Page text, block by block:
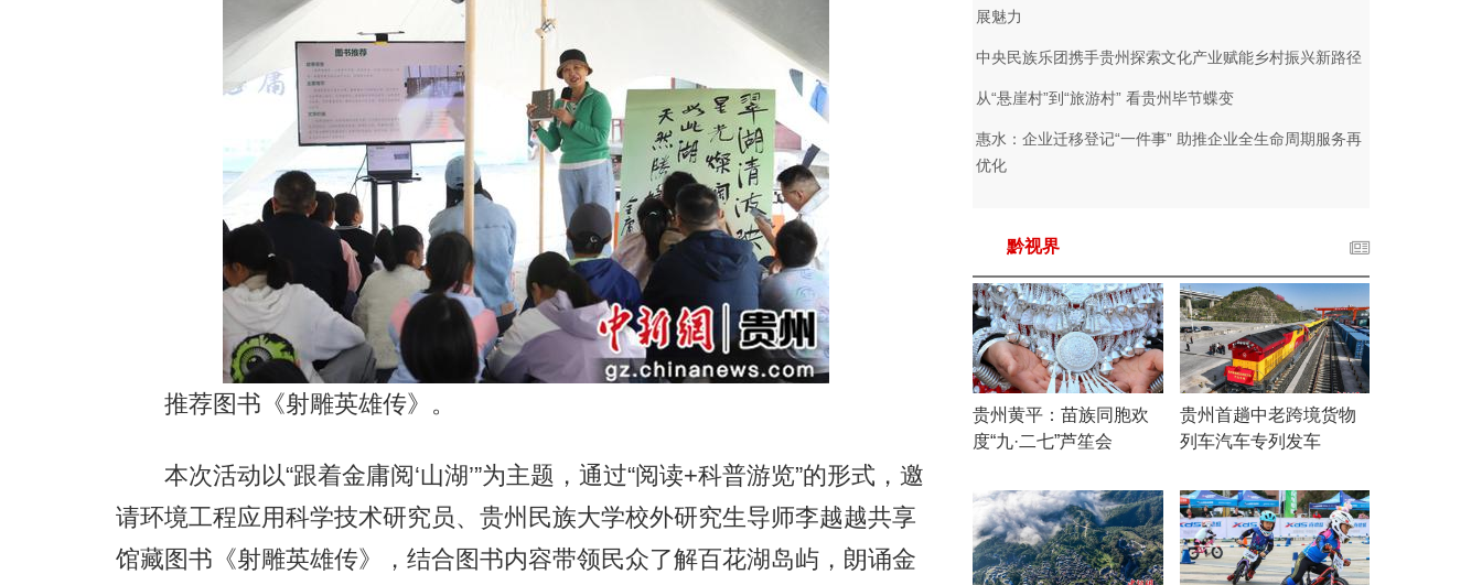
推荐图书《射雕英雄传》。
本次活动以“跟着金庸阅‘山湖’”为主题，通过“阅读+科普游览”的形式，邀
请环境工程应用科学技术研究员、贵州民族大学校外研究生导师李越越共享
馆藏图书《射雕英雄传》，结合图书内容带领民众了解百花湖岛屿，朗诵金
展魅力
中央民族乐团携手贵州探索文化产业赋能乡村振兴新路径
从“悬崖村”到“旅游村” 看贵州毕节蝶变
惠水：企业迁移登记“一件事” 助推企业全生命周期服务再
优化
黔视界
贵州黄平：苗族同胞欢
度“九·二七”芦笙会
贵州首趟中老跨境货物
列车汽车专列发车